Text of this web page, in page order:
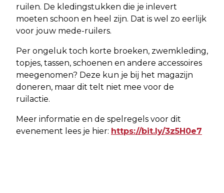
ruilen. De kledingstukken die je inlevert
moeten schoon en heel zijn. Dat is wel zo eerlijk
voor jouw mede-ruilers.
Per ongeluk toch korte broeken, zwemkleding,
topjes, tassen, schoenen en andere accessoires
meegenomen? Deze kun je bij het magazijn
doneren, maar dit telt niet mee voor de
ruilactie.
Meer informatie en de spelregels voor dit
evenement lees je hier: https://bit.ly/3z5H0e7